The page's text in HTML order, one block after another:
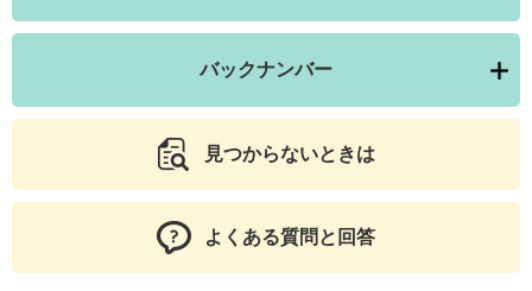
バックナンバー
見つからないときは
よくある質問と回答